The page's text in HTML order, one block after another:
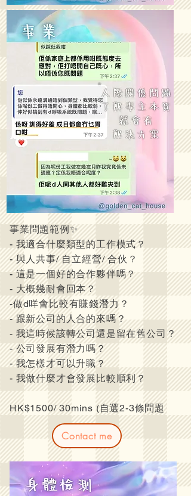
事業問題範例✨
- 我適合什麼類型的工作模式？
- 與人共事/ 自立經營/ 合伙？
- 這是一個好的合作夥伴嗎？
- 大概幾耐會回本？
-做d咩會比較有賺錢潛力？
- 跟新公司的人合的來嗎？
- 我這時候該轉公司還是留在舊公司？
- 公司發展有潛力嗎？
- 我怎樣才可以升職？
- 我做什麼才會發展比較順利？
HK$1500/ 30mins (自選2-3條問題
Contact me